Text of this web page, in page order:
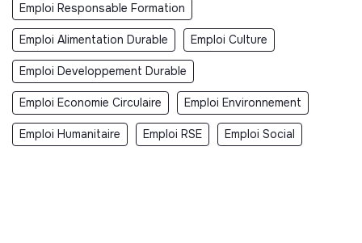
Emploi Responsable Formation
Emploi Alimentation Durable Emploi Culture
Emploi Developpement Durable
Emploi Economie Circulaire Emploi Environnement
Emploi Humanitaire Emploi RSE Emploi Social